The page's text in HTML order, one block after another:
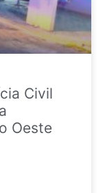
Civil
Oeste